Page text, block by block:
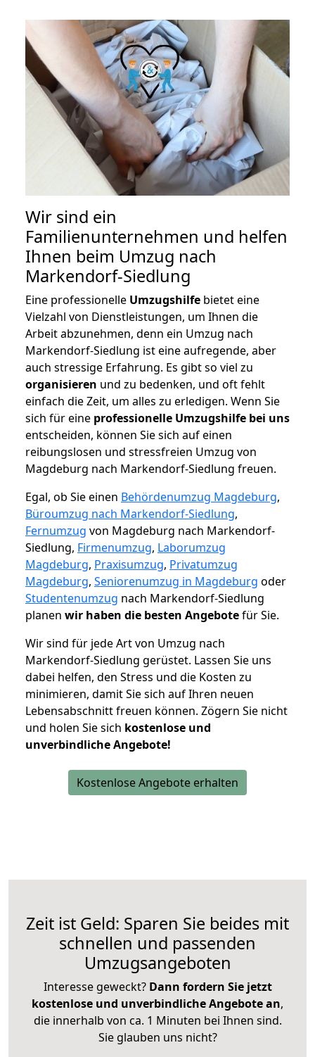
Wir sind ein
Familienunternehmen und helfen
Ihnen beim Umzug nach
Markendorf-Siedlung
Eine professionelle Umzugshilfe bietet eine
Vielzahl von Dienstleistungen, um Ihnen die
Arbeit abzunehmen, denn ein Umzug nach
Markendorf-Siedlung ist eine aufregende, aber
auch stressige Erfahrung. Es gibt so viel zu
organisieren und zu bedenken, und oft fehlt
einfach die Zeit, um alles zu erledigen. Wenn Sie
sich für eine professionelle Umzugshilfe bei uns
entscheiden, können Sie sich auf einen
reibungslosen und stressfreien Umzug von
Magdeburg nach Markendorf-Siedlung freuen.
Egal, ob Sie einen Behördenumzug Magdeburg,
Büroumzug nach Markendorf-Siedlung,
Fernumzug von Magdeburg nach Markendorf-
Siedlung, Firmenumzug, Laborumzug
Magdeburg, Praxisumzug, Privatumzug
Magdeburg, Seniorenumzug in Magdeburg oder
Studentenumzug nach Markendorf-Siedlung
planen wir haben die besten Angebotefür Sie.
Wir sind für jede Art von Umzug nach
Markendorf-Siedlung gerüstet. Lassen Sie uns
dabei helfen, den Stress und die Kosten zu
minimieren, damit Sie sich auf Ihren neuen
Lebensabschnitt freuen können. Zögern Sie nicht
und holen Sie sich kostenlose und
unverbindliche Angebote!
Kostenlose Angebote erhalten
Zeit ist Geld: Sparen Sie beides mit
schnellen und passenden
Umzugsangeboten
Interesse geweckt? Dann fordern Sie jetzt
kostenlose und unverbindliche Angebote an,
die innerhalb von ca. 1 Minuten bei Ihnen sind.
Sie glauben uns nicht?